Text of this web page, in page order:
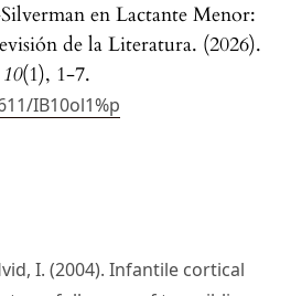
en Lactante Menor:
de la Literatura. (2026).
10(1), 1-7.
IB10ol1%p
I. (2004). Infantile cortical